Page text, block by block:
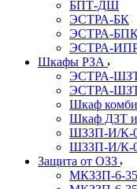
БПТ-ДШ
ЭСТРА-БК
ЭСТРА-
ЭСТРА-
Шкафы РЗА
ЭСТРА-
ЭСТРА-
Шкаф
Шкаф ДЗТ
ШЗЗП-И/К-
ШЗЗП-И/К-
Защита от ОЗЗ
МКЗЗП-6-